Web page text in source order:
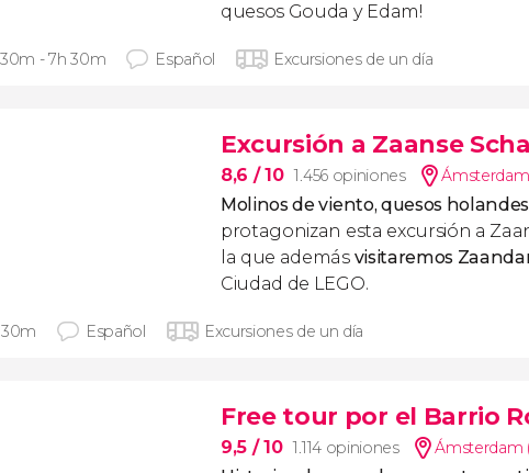
quesos Gouda y Edam!
- 7h 30m Español Excursiones de un día
Excursión a Zaanse
8,6 / 10 1.456 opiniones Ámsterdam
Molinos de viento, quesos
protagonizan esta excursión a
la que además visitaremos
Ciudad de LEGO.
Español Excursiones de un día
Free tour por el Barrio
9,5 / 10 1.114 opiniones Ámsterdam